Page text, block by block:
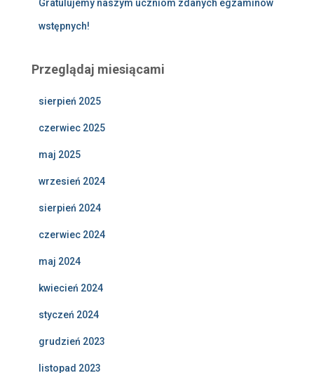
Gratulujemy naszym uczniom zdanych egzaminów
wstępnych!
Przeglądaj miesiącami
sierpień 2025
czerwiec 2025
maj 2025
wrzesień 2024
sierpień 2024
czerwiec 2024
maj 2024
kwiecień 2024
styczeń 2024
grudzień 2023
listopad 2023